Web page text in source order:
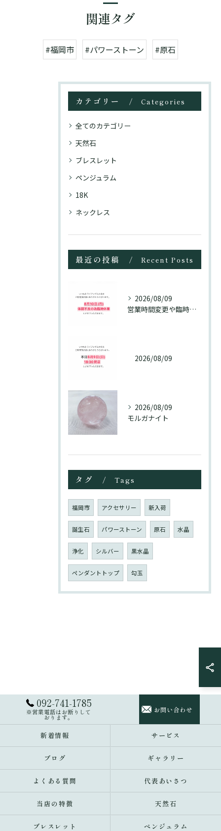
関連タグ
#福岡市 #パワーストーン #原石
カテゴリー Categories
全てのカテゴリー
天然石
ブレスレット
ペンジュラム
18K
ネックレス
最近の投稿 Recent Posts
2026/08/09
営業時間変更や臨時休業が続き、ご迷惑おかけいたします🙇‍♀️
2026/08/09
2026/08/09
モルガナイト
タグ Tags
福岡市 アクセサリー 新入荷
誕生石 パワーストーン 原石 水晶
浄化 シルバー 黒水晶
ペンダントトップ 勾玉
092-741-1785
※営業電話はお断りして
おります。
お問い合わせ
新着情報 サービス
ブログ ギャラリー
よくある質問 代表あいさつ
当店の特徴 天然石
ブレスレット ペンジュラム